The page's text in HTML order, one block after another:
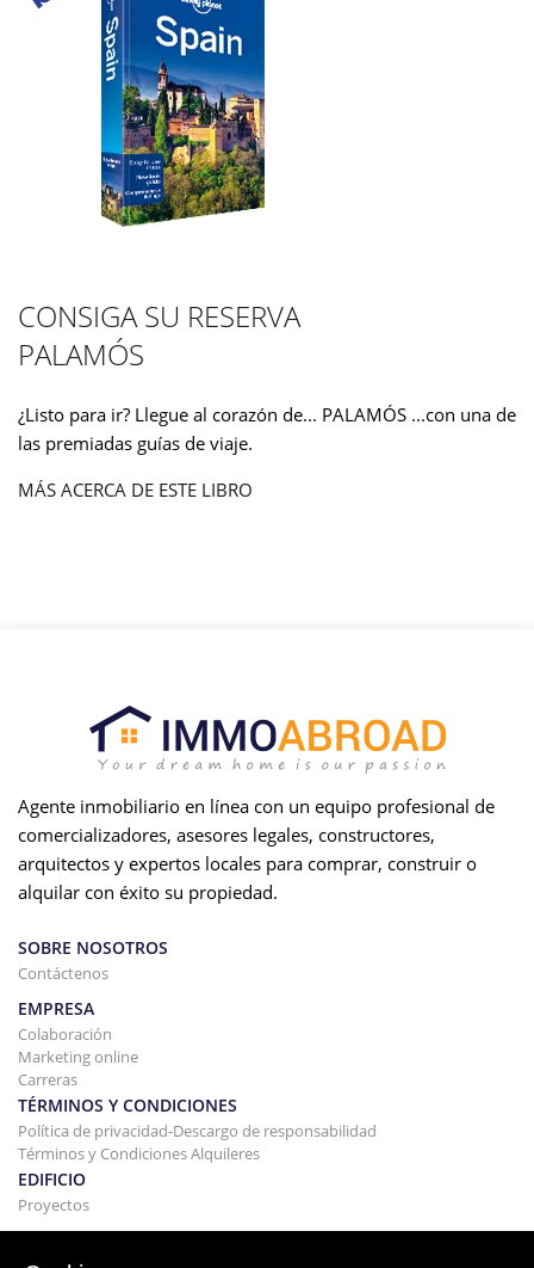
CONSIGA SU RESERVA
PALAMÓS
¿Listo para ir? Llegue al corazón de... PALAMÓS ...con una de
las premiadas guías de viaje.
MÁS ACERCA DE ESTE LIBRO
Agente inmobiliario en línea con un equipo profesional de
comercializadores, asesores legales, constructores,
arquitectos y expertos locales para comprar, construir o
alquilar con éxito su propiedad.
SOBRE NOSOTROS
Contáctenos
EMPRESA
Colaboración
Marketing online
Carreras
TÉRMINOS Y CONDICIONES
Política de privacidad-Descargo de responsabilidad
Términos y Condiciones Alquileres
EDIFICIO
Proyectos